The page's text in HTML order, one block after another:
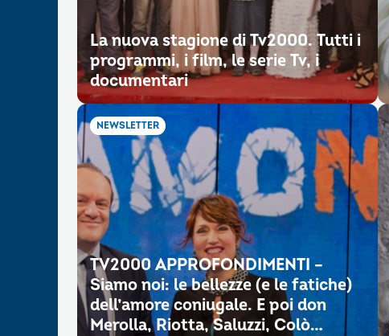
La nuova stagione di Tv2000. Tutti i
programmi, i film, le serie Tv, i
documentari
NEWSLETTER
TV2000 APPROFONDIMENTI –
Siamo noi: le bellezze (e le fatiche)
dell’amore coniugale. E poi don
Merolla, Riotta, Saluzzi, Colò…